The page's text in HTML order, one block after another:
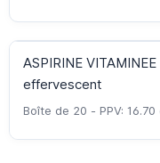
ASPIRINE
effervescent
Boîte de 20 - PPV: 16.70